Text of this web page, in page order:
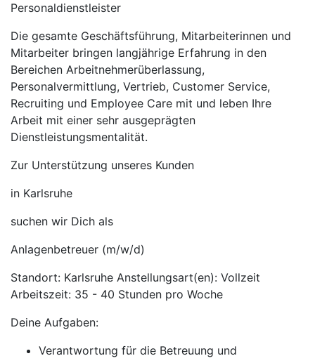
Personaldienstleister
Die gesamte Geschäftsführung, Mitarbeiterinnen und
Mitarbeiter bringen langjährige Erfahrung in den
Bereichen Arbeitnehmerüberlassung,
Personalvermittlung, Vertrieb, Customer Service,
Recruiting und Employee Care mit und leben Ihre
Arbeit mit einer sehr ausgeprägten
Dienstleistungsmentalität.
Zur Unterstützung unseres Kunden
in Karlsruhe
suchen wir Dich als
Anlagenbetreuer (m/w/d)
Standort: Karlsruhe Anstellungsart(en): Vollzeit
Arbeitszeit: 35 - 40 Stunden pro Woche
Deine Aufgaben:
Verantwortung für die Betreuung und